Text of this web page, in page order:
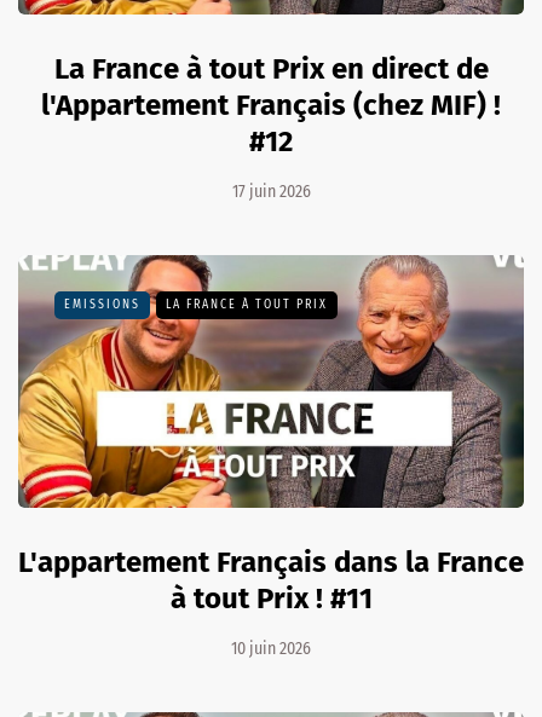
La France à tout Prix en direct de
l'Appartement Français (chez MIF) !
#12
17 juin 2026
EMISSIONS LA FRANCE À TOUT PRIX
L'appartement Français dans la France
à tout Prix ! #11
10 juin 2026